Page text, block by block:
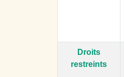
Droits
restreints